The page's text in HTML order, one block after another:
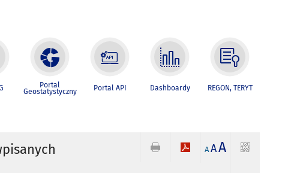
Portal
Geostatystyczny Portal API Dashboardy REGON, TERYT
A AA